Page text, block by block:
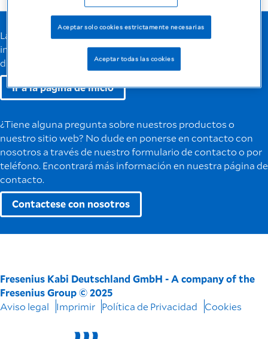
La página que busca no parece existir. Es posible que haya
ingresado una URL incorrecta u obsoleta en la línea de
dirección de su navegador. Compruébelo de nuevo.
Ir a la página de inicio
¿Tiene alguna pregunta sobre nuestros productos o
nuestro sitio web? No dude en ponerse en contacto con
nosotros a través de nuestro formulario de contacto o por
teléfono. Encontrará más información en nuestra página de
contacto.
Contactese con nosotros
Fresenius Kabi Deutschland GmbH - A company of the
Fresenius Group © 2025
Aviso legal
Imprimir Política de Privacidad Cookies
Aceptar solo cookies estrictamente necesarias
Aceptar todas las cookies